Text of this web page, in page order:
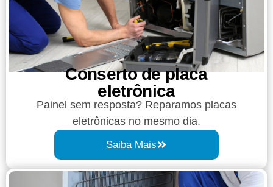
Conserto de placa
eletrônica
Painel sem resposta? Reparamos placas
eletrônicas no mesmo dia.
Saiba Mais